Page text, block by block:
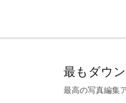
最もダウ
最高の写真編集